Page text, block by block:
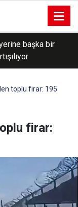
başka bir
toplu firar: 195
firar: